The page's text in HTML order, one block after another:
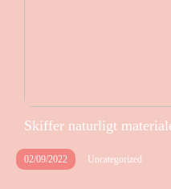
Skiffer naturligt
02/09/2022 Uncategorized